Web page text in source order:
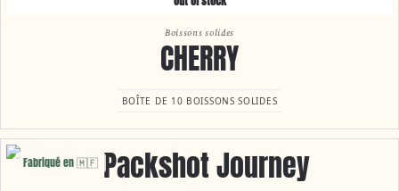
Boissons solides
CHERRY
BOÎTE DE 10 BOISSONS SOLIDES
Fabriqué en 🇲🇫